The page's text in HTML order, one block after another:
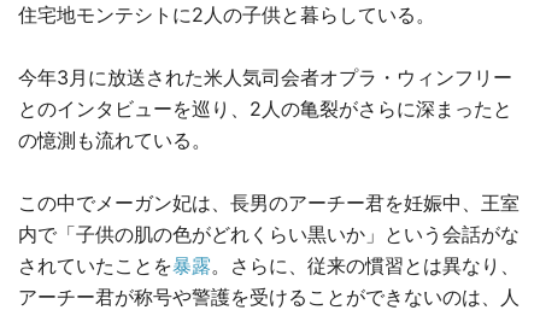
住宅地モンテシトに2人の子供と暮らしている。
今年3月に放送された米人気司会者オプラ・ウィンフリー
とのインタビューを巡り、2人の亀裂がさらに深まったと
の憶測も流れている。
この中でメーガン妃は、長男のアーチー君を妊娠中、王室
内で「子供の肌の色がどれくらい黒いか」という会話がな
されていたことを暴露。さらに、従来の慣習とは異なり、
アーチー君が称号や警護を受けることができないのは、人